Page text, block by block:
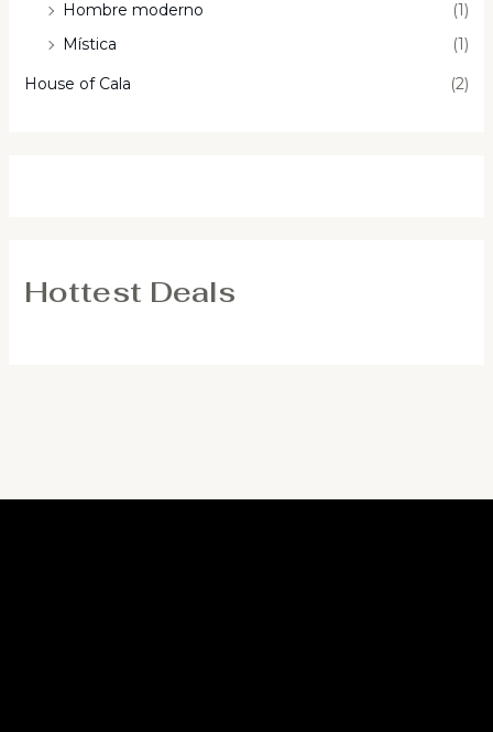
Hombre moderno
(1)
Mística
(1)
House of Cala
(2)
Hottest Deals